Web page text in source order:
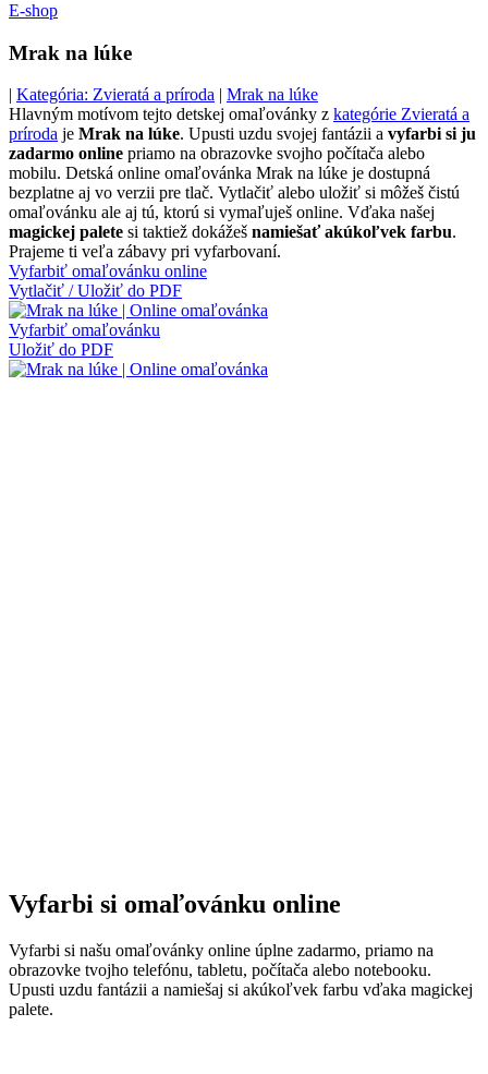
E-shop
Mrak na lúke
| Kategória: Zvieratá a príroda | Mrak na lúke
Hlavným motívom tejto detskej omaľovánky z kategórie Zvieratá a
príroda je Mrak na lúke. Upusti uzdu svojej fantázii a vyfarbi si ju
zadarmo online priamo na obrazovke svojho počítača alebo
mobilu. Detská online omaľovánka Mrak na lúke je dostupná
bezplatne aj vo verzii pre tlač. Vytlačiť alebo uložiť si môžeš čistú
omaľovánku ale aj tú, ktorú si vymaľuješ online. Vďaka našej
magickej palete si taktiež dokážeš namiešať akúkoľvek farbu.
Prajeme ti veľa zábavy pri vyfarbovaní.
Vyfarbiť omaľovánku online
Vytlačiť / Uložiť do PDF
Vyfarbiť omaľovánku
Uložiť do PDF
Vyfarbi si omaľovánku online
Vyfarbi si našu omaľovánky online úplne zadarmo, priamo na
obrazovke tvojho telefónu, tabletu, počítača alebo notebooku.
Upusti uzdu fantázii a namiešaj si akúkoľvek farbu vďaka magickej
palete.